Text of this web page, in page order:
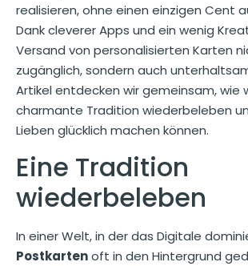
realisieren, ohne einen einzigen Cent
Dank cleverer Apps und ein wenig
Versand von personalisierten Karten
zugänglich, sondern auch
Artikel entdecken wir gemeinsam, wie
charmante Tradition wiederbeleben
Lieben glücklich machen können.
Eine Tradition
wiederbeleben
In einer Welt, in der das Digitale
Postkartenoft in den Hintergrund